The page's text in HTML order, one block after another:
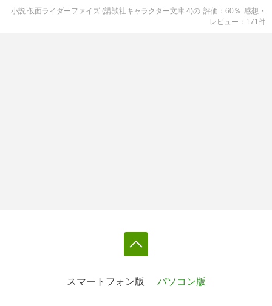
小説 仮面ライダーファイズ (講談社キャラクター文庫 4)の 評価 60 ％ 感想・
レビュー
171 件
スマートフォン版 パソコン版